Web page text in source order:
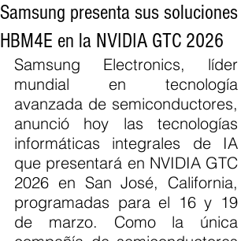
Samsung presenta sus soluciones
HBM4E en la NVIDIA GTC 2026
Samsung Electronics, líder
mundial en tecnología
avanzada de semiconductores,
anunció hoy las tecnologías
informáticas integrales de IA
que presentará en NVIDIA GTC
2026 en San José, California,
programadas para el 16 y 19
de marzo. Como la única